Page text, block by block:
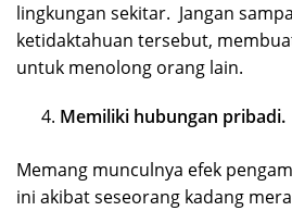
lingkungan sekitar. Jangan
ketidaktahuan tersebut,
untuk menolong orang lain.
Memiliki hubungan pribadi.
Memang munculnya efek
ini akibat seseorang kadang